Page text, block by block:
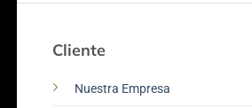
Cliente
Nuestra Empresa